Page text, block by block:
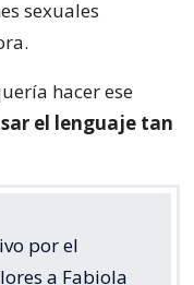
sexuales
hacer ese
el lenguaje tan
por el
a Fabiola